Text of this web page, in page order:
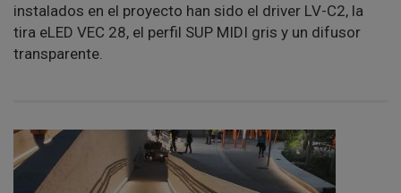
instalados en el proyecto han sido el driver LV-C2, la
tira eLED VEC 28, el perfil SUP MIDI gris y un difusor
transparente.